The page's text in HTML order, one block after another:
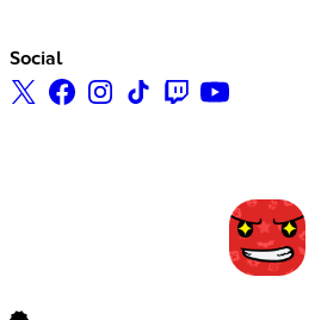
Social